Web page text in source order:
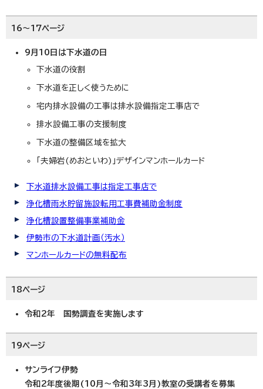
16～17ページ
9月10日は下水道の日
下水道の役割
下水道を正しく使うために
宅内排水設備の工事は排水設備指定工事店で
排水設備工事の支援制度
下水道の整備区域を拡大
「夫婦岩(めおといわ)」デザインマンホールカード
下水道排水設備工事は指定工事店で
浄化槽雨水貯留施設転用工事費補助金制度
浄化槽設置整備事業補助金
伊勢市の下水道計画（汚水）
マンホールカードの無料配布
18ページ
令和2年 国勢調査を実施します
19ページ
サンライフ伊勢
令和2年度後期(10月～令和3年3月)教室の受講者を募集